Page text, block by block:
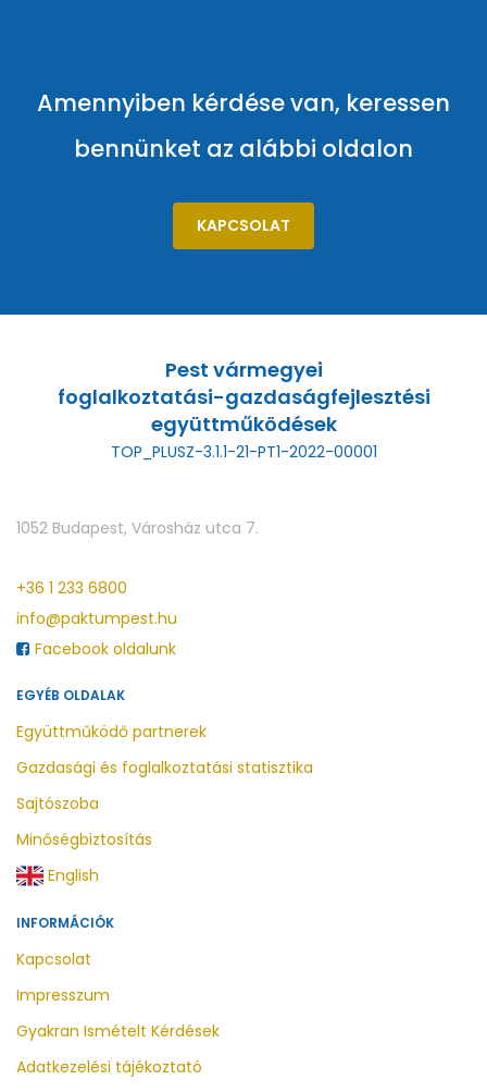
Amennyiben kérdése van, keressen
bennünket az alábbi oldalon
KAPCSOLAT
Pest vármegyei
foglalkoztatási-gazdaságfejlesztési
együttműködések
TOP_PLUSZ-3.1.1-21-PT1-2022-00001
1052 Budapest, Városház utca 7.
+36 1 233 6800
info@paktumpest.hu
Facebook oldalunk
EGYÉB OLDALAK
Együttműködő partnerek
Gazdasági és foglalkoztatási statisztika
Sajtószoba
Minőségbiztosítás
English
INFORMÁCIÓK
Kapcsolat
Impresszum
Gyakran Ismételt Kérdések
Adatkezelési tájékoztató